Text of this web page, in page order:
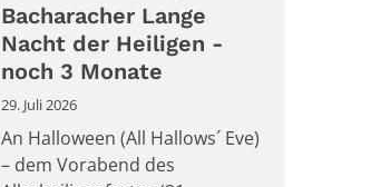
Bacharacher Lange
Nacht der Heiligen -
noch 3 Monate
29. Juli 2026
An Halloween (All Hallows´ Eve)
– dem Vorabend des